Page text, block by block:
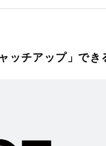
ッチアップ」でき